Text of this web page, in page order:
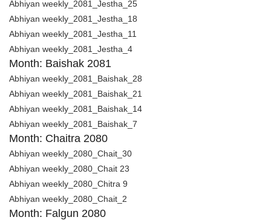
Abhiyan weekly_2081_Jestha_25
Abhiyan weekly_2081_Jestha_18
Abhiyan weekly_2081_Jestha_11
Abhiyan weekly_2081_Jestha_4
Month: Baishak 2081
Abhiyan weekly_2081_Baishak_28
Abhiyan weekly_2081_Baishak_21
Abhiyan weekly_2081_Baishak_14
Abhiyan weekly_2081_Baishak_7
Month: Chaitra 2080
Abhiyan weekly_2080_Chait_30
Abhiyan weekly_2080_Chait 23
Abhiyan weekly_2080_Chitra 9
Abhiyan weekly_2080_Chait_2
Month: Falgun 2080